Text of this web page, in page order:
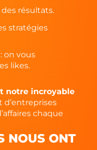
résultats.
stratégies
on vous
likes.
notre incroyable
chaque
NOUS ONT